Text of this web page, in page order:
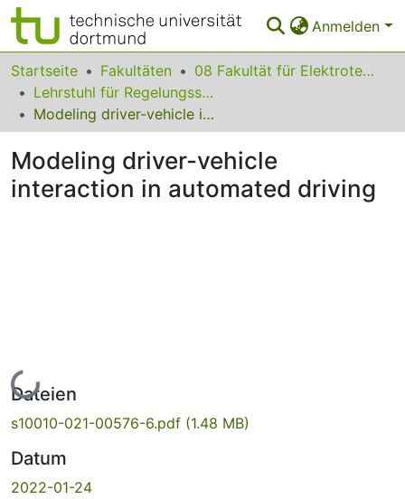
Anmelden
Bereiche & Sammlungen
Das gesamte Repositorium
FAQ
Startseite Fakultäten
08 Fakultät für Elektrotechnik und Informationstechnik
Lehrstuhl für Regelungssystemtechnik
Modeling driver-vehicle interaction in automated driving
Modeling driver-vehicle
interaction in automated driving
Lade...
Dateien
s10010-021-00576-6.pdf (1.48 MB)
Datum
2022-01-24